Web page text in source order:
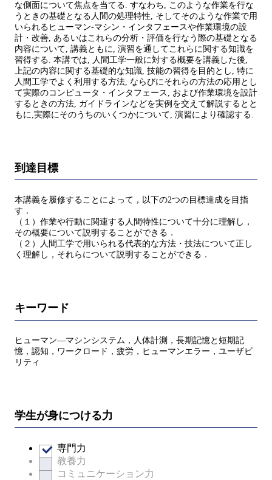
な側面について焦点を当てる. すなわち, このような作業を行な
うときの基礎となる人間の処理特性, そしてそのような作業で用
いられるヒューマン-マシン・インタフェースや作業環境の設
計・改善, あるいはこれらの分析・評価を行なう際の基礎となる
内容について, 講義ともに, 演習を通してこれらに関する知識を
習得する. 本講では, 人間工学一般に対する概要を講義した後,
上記の内容に関する基礎的な知識, 技能の習得を目的とし, 特に
人間工学でよく利用する方法, ならびにそれらの方法の応用とし
て実際のコンピュータ・インタフェース, および作業環境を設計
するときの方法, ガイドラインなどを実例を交えて解説するとと
もに,実際にそのうちのいくつかについて, 演習により確認する.
到達目標
本講義を履修することによって，以下の2つの目標達成を目指
す．
（１）作業や行動に関連する人間特性について十分に理解し，
その概要について説明することができる．
（２）人間工学で用いられる代表的な方法・技法について正し
く理解し，それらについて説明することができる．
キーワード
ヒューマン―マシンシステム，人体計測，長期記憶と短期記
憶，認知，ワークロード，疲労，ヒューマンエラー，ユーザビ
リティ
学生が身につける力
専門力
教養力
コミュニケーション力